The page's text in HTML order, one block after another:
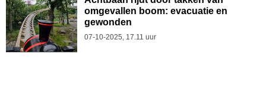
omgevallen boom: evacuatie en
gewonden
07-10-2025, 17.11 uur